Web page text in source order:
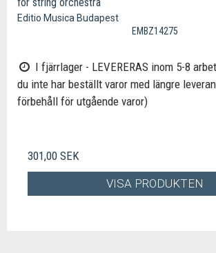
for string orchestra
Editio Musica Budapest
EMBZ14275
I fjärrlager - LEVERERAS inom 5-8
du inte har beställt varor med längre
förbehåll för utgående varor)
301,00 SEK
VISA PRODUKTEN